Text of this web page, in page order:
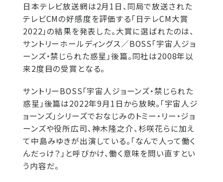
日本テレビ放送網は2月1日、同局で放送された
テレビCMの好感度を評価する「日テレCM大賞
2022」の結果を発表した。大賞に選ばれたのは、
サントリーホールディングス／BOSS「宇宙人ジョ
ーンズ・禁じられた惑星」後篇。同社は2008年以
来2度目の受賞となる。
サントリーBOSS「宇宙人ジョーンズ・禁じられた
惑星」後篇は2022年9月1日から放映。「宇宙人ジ
ョーンズ」シリーズでおなじみのトミー・リー・ジョ
ーンズや役所広司、神木隆之介、杉咲花らに加え
て中島みゆきが出演している。「なんで人って働く
んだっけ？」と呼びかけ、働く意味を問い直すとい
う内容だ。